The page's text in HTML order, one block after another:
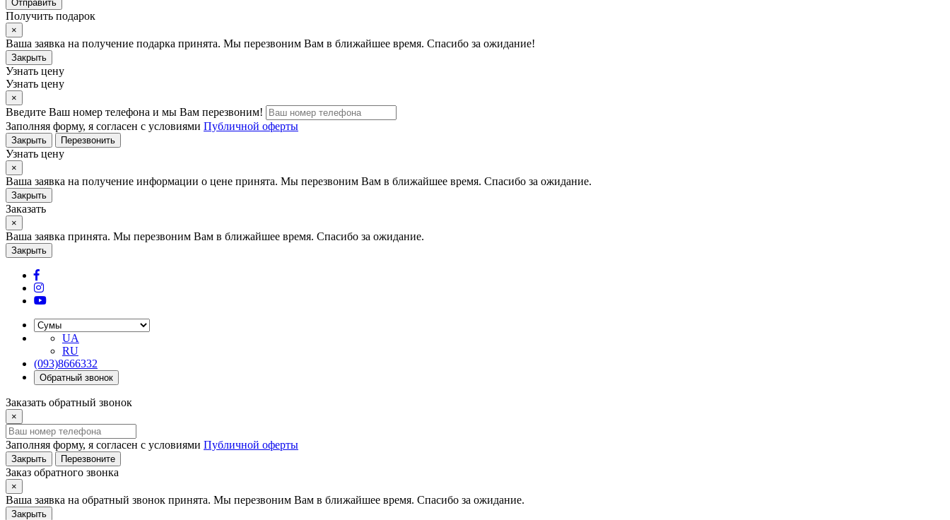
Отправить
Получить подарок
×
Ваша заявка на получение подарка принята. Мы перезвоним Вам в ближайшее время. Спасибо за ожидание!
Закрыть
Узнать цену
Узнать цену
×
Введите Ваш номер телефона и мы Вам перезвоним!
Заполняя форму, я согласен с условиями Публичной оферты
Закрыть Перезвонить
Узнать цену
×
Ваша заявка на получение информации о цене принята. Мы перезвоним Вам в ближайшее время. Спасибо за ожидание.
Закрыть
Заказать
×
Ваша заявка принята. Мы перезвоним Вам в ближайшее время. Спасибо за ожидание.
Закрыть
UA
RU
(093)8666332
Обратный звонок
Заказать обратный звонок
×
Заполняя форму, я согласен с условиями Публичной оферты
Закрыть Перезвоните
Заказ обратного звонка
×
Ваша заявка на обратный звонок принята. Мы перезвоним Вам в ближайшее время. Спасибо за ожидание.
Закрыть